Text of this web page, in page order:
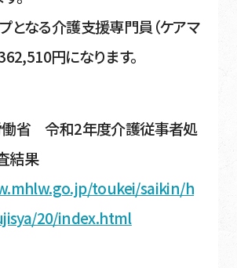
となる介護支援専門員（ケアマ
円になります。
働省 令和2年度介護従事者処
結果
toukei/saikin/h
20/index.html